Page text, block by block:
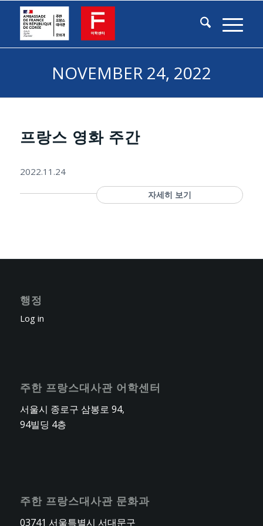
NOVEMBER 24, 2022
프랑스 영화 주간
2022.11.24
자세히 보기
행정
Log in
주한 프랑스대사관 어학센터
서울시 종로구 삼봉로 94,
94빌딩 4층
주한 프랑스대사관 문화과
03741 서울특별시 서대문구